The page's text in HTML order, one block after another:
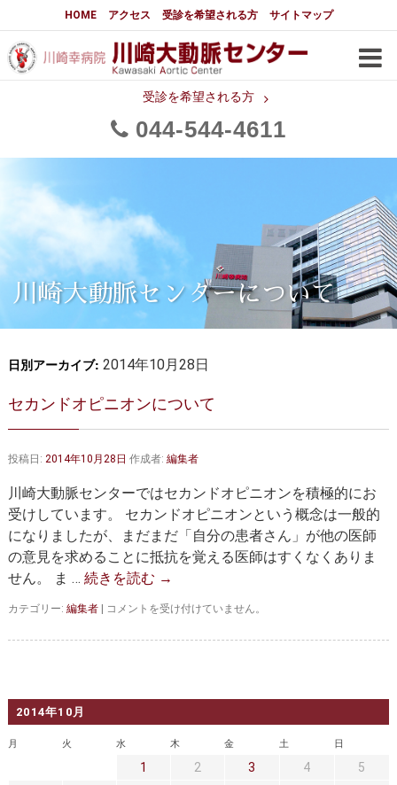
HOME アクセス 受診を希望される方 サイトマップ
受診を希望される方
044 544 4611
大動脈センターについて
はじめに 大動脈センターについて
メディアでの紹介
都道府県別患者マップ 都道府県別紹介病院
大動脈瘤について 基本編
3分でわかる大動脈瘤・大動脈
大動脈瘤
大動脈解離（解離性大動脈瘤）
胸部大動脈瘤の治療
腹部大動脈瘤の治療
大動脈弁・大動脈基部の治療 ステントグラフトによる治療
胸部大動脈瘤 胸腹部大動脈瘤
腹部大動脈瘤 大動脈解離
マルファン症候群
大動脈瘤を指摘されたら？
川崎大動脈センターについて
日別アーカイブ: 2014年10月28日
セカンドオピニオンについて
投稿日: 2014年10月28日 作成者: 編集者
川崎大動脈センターではセカンドオピニオンを積極的にお
受けしています。 セカンドオピニオンという概念は一般的
になりましたが、まだまだ「自分の患者さん」が他の医師
の意見を求めることに抵抗を覚える医師はすくなくありま
せん。 ま … 続きを読む →
カテゴリー: 編集者
セ
ン
に
コメントを受け付けていません。
2014年10月
月 火 水 木 金 土 日
1 2 3 4
5